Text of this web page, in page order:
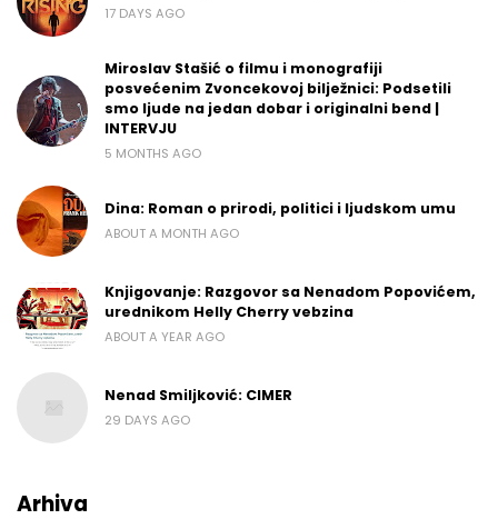
17 DAYS AGO
Miroslav Stašić o filmu i monografiji
posvećenim Zvoncekovoj bilježnici: Podsetili
smo ljude na jedan dobar i originalni bend |
INTERVJU
5 MONTHS AGO
Dina: Roman o prirodi, politici i ljudskom umu
ABOUT A MONTH AGO
Knjigovanje: Razgovor sa Nenadom Popovićem,
urednikom Helly Cherry vebzina
ABOUT A YEAR AGO
Nenad Smiljković: CIMER
29 DAYS AGO
Arhiva